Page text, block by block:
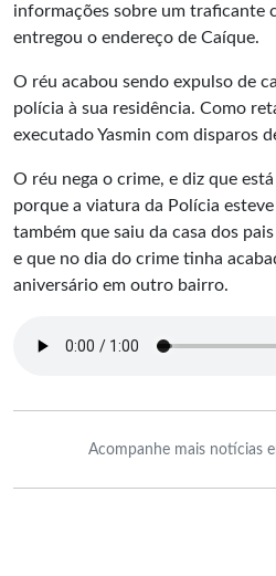
informações sobre um traficante
entregou o endereço de Caíque.
O réu acabou sendo expulso de
polícia à sua residência. Como
executado Yasmin com disparos
O réu nega o crime, e diz que
porque a viatura da Polícia
também que saiu da casa dos
e que no dia do crime tinha
aniversário em outro bairro.
Acompanhe mais notícias